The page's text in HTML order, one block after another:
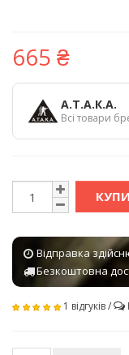
665 ₴
А.Т.А.К.А.
Всі товари
Відправка
Безкоштовна
1 відгуків/